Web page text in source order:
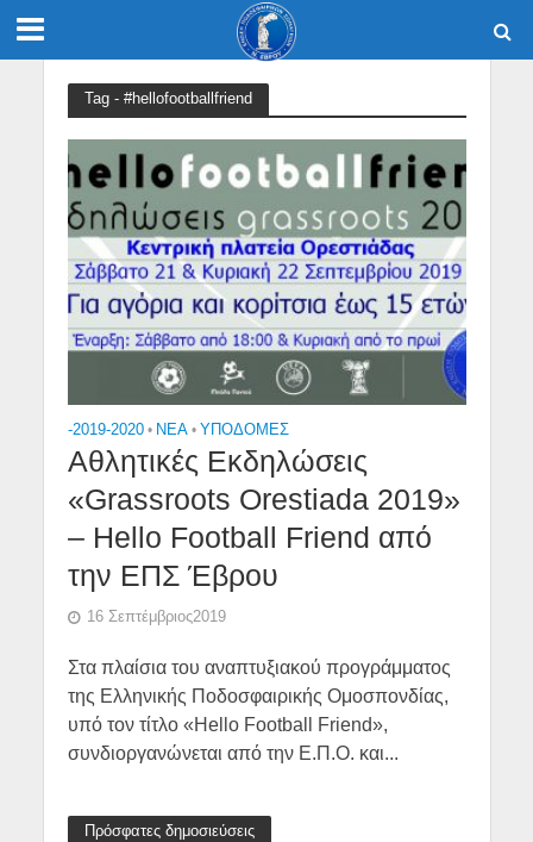
Tag - #hellofootballfriend
-2019-2020 • NEA • ΥΠΟΔΟΜΈΣ
Αθλητικές Εκδηλώσεις
«Grassroots Orestiada 2019»
– Hello Football Friend από
την ΕΠΣ Έβρου
16 Σεπτέμβριος2019
Στα πλαίσια του αναπτυξιακού προγράμματος
της Ελληνικής Ποδοσφαιρικής Ομοσπονδίας,
υπό τον τίτλο «Hello Football Friend»,
συνδιοργανώνεται από την Ε.Π.Ο. και...
Πρόσφατες δημοσιεύσεις